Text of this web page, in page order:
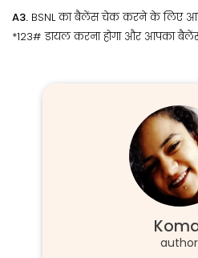
A3. BSNL का बैलेंस चेक करने के लिए
*123# डायल करना होगा और आपका
author